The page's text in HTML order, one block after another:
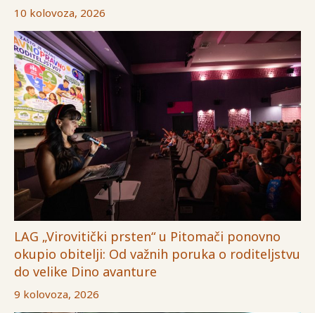
10 kolovoza, 2026
LAG „Virovitički prsten“ u Pitomači ponovno
okupio obitelji: Od važnih poruka o roditeljstvu
do velike Dino avanture
9 kolovoza, 2026